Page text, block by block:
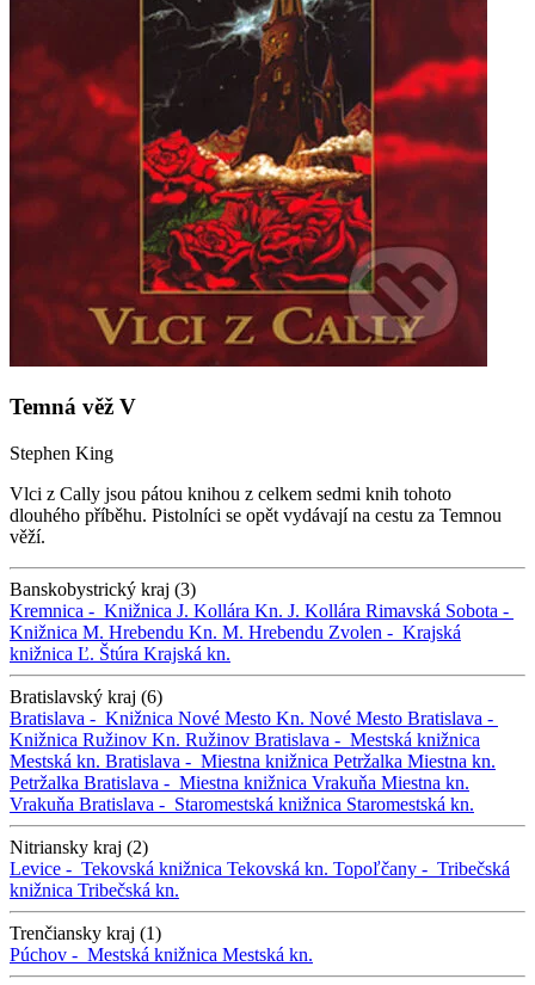
Temná věž V
Stephen King
Vlci z Cally jsou pátou knihou z celkem sedmi knih tohoto
dlouhého příběhu. Pistolníci se opět vydávají na cestu za Temnou
věží.
Banskobystrický kraj (3)
Kremnica - Knižnica J. Kollára Kn. J. Kollára Rimavská Sobota -
Knižnica M. Hrebendu Kn. M. Hrebendu Zvolen - Krajská
knižnica Ľ. Štúra Krajská kn.
Bratislavský kraj (6)
Bratislava - Knižnica Nové Mesto Kn. Nové Mesto Bratislava -
Knižnica Ružinov Kn. Ružinov Bratislava - Mestská knižnica
Mestská kn. Bratislava - Miestna knižnica Petržalka Miestna kn.
Petržalka Bratislava - Miestna knižnica Vrakuňa Miestna kn.
Vrakuňa Bratislava - Staromestská knižnica Staromestská kn.
Nitriansky kraj (2)
Levice - Tekovská knižnica Tekovská kn. Topoľčany - Tribečská
knižnica Tribečská kn.
Trenčiansky kraj (1)
Púchov - Mestská knižnica Mestská kn.